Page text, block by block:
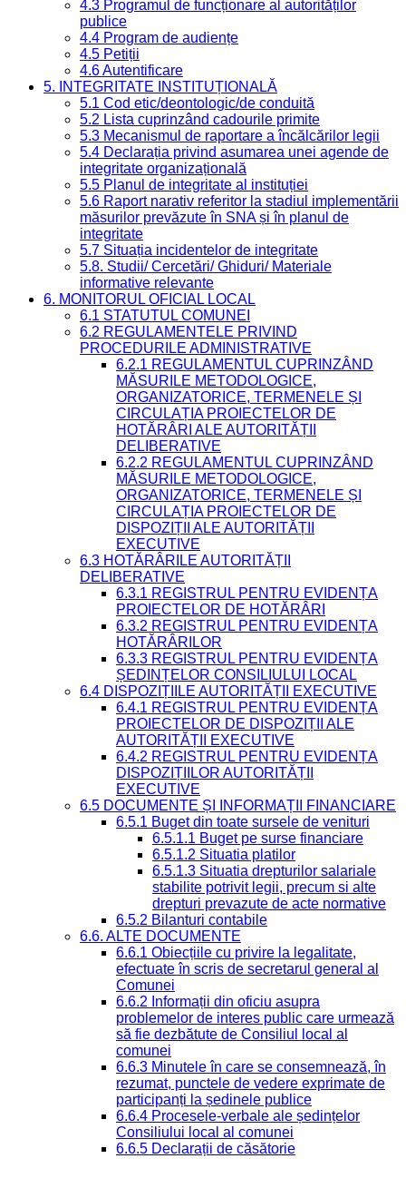
4.3 Programul de funcționare al autorităților
publice
4.4 Program de audiențe
4.5 Petiții
4.6 Autentificare
5. INTEGRITATE INSTITUȚIONALĂ
5.1 Cod etic/deontologic/de conduită
5.2 Lista cuprinzând cadourile primite
5.3 Mecanismul de raportare a încălcărilor legii
5.4 Declarația privind asumarea unei agende de
integritate organizațională
5.5 Planul de integritate al instituției
5.6 Raport narativ referitor la stadiul implementării
măsurilor prevăzute în SNA și în planul de
integritate
5.7 Situația incidentelor de integritate
5.8. Studii/ Cercetări/ Ghiduri/ Materiale
informative relevante
6. MONITORUL OFICIAL LOCAL
6.1 STATUTUL COMUNEI
6.2 REGULAMENTELE PRIVIND
PROCEDURILE ADMINISTRATIVE
6.2.1 REGULAMENTUL CUPRINZÂND
MĂSURILE METODOLOGICE,
ORGANIZATORICE, TERMENELE ȘI
CIRCULAȚIA PROIECTELOR DE
HOTĂRÂRI ALE AUTORITĂȚII
DELIBERATIVE
6.2.2 REGULAMENTUL CUPRINZÂND
MĂSURILE METODOLOGICE,
ORGANIZATORICE, TERMENELE ȘI
CIRCULAȚIA PROIECTELOR DE
DISPOZIȚII ALE AUTORITĂȚII
EXECUTIVE
6.3 HOTĂRÂRILE AUTORITĂȚII
DELIBERATIVE
6.3.1 REGISTRUL PENTRU EVIDENȚA
PROIECTELOR DE HOTĂRÂRI
6.3.2 REGISTRUL PENTRU EVIDENȚA
HOTĂRÂRILOR
6.3.3 REGISTRUL PENTRU EVIDENȚA
ȘEDINȚELOR CONSILIULUI LOCAL
6.4 DISPOZIȚIILE AUTORITĂȚII EXECUTIVE
6.4.1 REGISTRUL PENTRU EVIDENȚA
PROIECTELOR DE DISPOZIȚII ALE
AUTORITĂȚII EXECUTIVE
6.4.2 REGISTRUL PENTRU EVIDENȚA
DISPOZIȚIILOR AUTORITĂȚII
EXECUTIVE
6.5 DOCUMENTE ȘI INFORMAȚII FINANCIARE
6.5.1 Buget din toate sursele de venituri
6.5.1.1 Buget pe surse financiare
6.5.1.2 Situatia platilor
6.5.1.3 Situatia drepturilor salariale
stabilite potrivit legii, precum si alte
drepturi prevazute de acte normative
6.5.2 Bilanturi contabile
6.6. ALTE DOCUMENTE
6.6.1 Obiecțiile cu privire la legalitate,
efectuate în scris de secretarul general al
Comunei
6.6.2 Informații din oficiu asupra
problemelor de interes public care urmează
să fie dezbătute de Consiliul local al
comunei
6.6.3 Minutele în care se consemnează, în
rezumat, punctele de vedere exprimate de
participanți la ședinele publice
6.6.4 Procesele-verbale ale ședințelor
Consiliului local al comunei
6.6.5 Declarații de căsătorie